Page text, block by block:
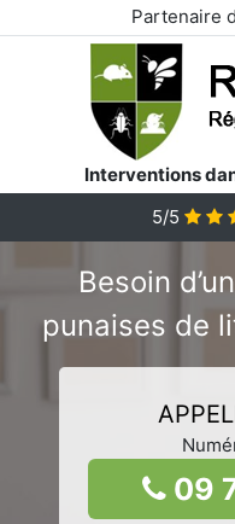
Partenaire
Interventions
5/5
Besoin
punaises de
09